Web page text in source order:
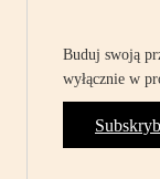
Buduj swoją
wyłącznie w